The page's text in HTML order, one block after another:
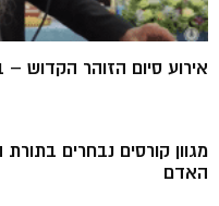
אירוע סיום הזוהר הקדוש
מגוון קורסים נבחרים
האדם